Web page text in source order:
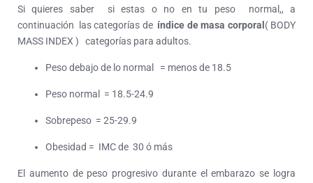
Si quieres saber si estas o no en tu peso normal,, a
continuación las categorías de índice de masa corporal ( BODY
MASS INDEX ) categorías para adultos.
Peso debajo de lo normal = menos de 18.5
Peso normal = 18.5-24.9
Sobrepeso = 25-29.9
Obesidad = IMC de 30 ó más
El aumento de peso progresivo durante el embarazo se logra